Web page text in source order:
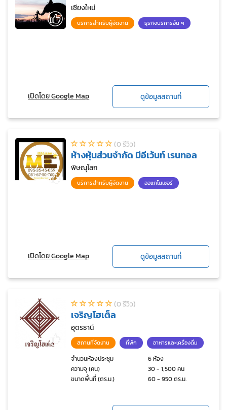
เชียงใหม่
บริการสำหรับผู้จัดงาน ธุรกิจบริการอื่น ๆ
เปิดโดย Google Map ดูข้อมูลสถานที่
(0 รีวิว)
ห้างหุ้นส่วนจำกัด มีอีเว้นท์ เรนทอล
พิษณุโลก
บริการสำหรับผู้จัดงาน ออแกไนเซอร์
เปิดโดย Google Map ดูข้อมูลสถานที่
(0 รีวิว)
เจริญโฮเต็ล
อุดรธานี
สถานที่จัดงาน ที่พัก อาหารและเครื่องดื่ม
จำนวนห้องประชุม
6 ห้อง
ความจุ (คน)
30 - 1,500 คน
ขนาดพื้นที่ (ตร.ม.)
60 - 950 ตร.ม.